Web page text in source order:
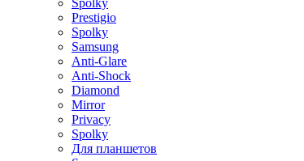
Spolky
Prestigio
Spolky
Samsung
Anti-Glare
Anti-Shock
Diamond
Mirror
Privacy
Spolky
Для планшетов